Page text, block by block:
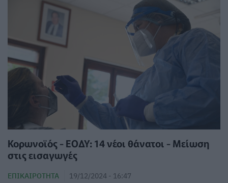
Κορωνοϊός - ΕΟΔΥ: 14 νέοι θάνατοι - Μείωση
στις εισαγωγές
ΕΠΙΚΑΙΡΌΤΗΤΑ 19/12/2024 - 16:47